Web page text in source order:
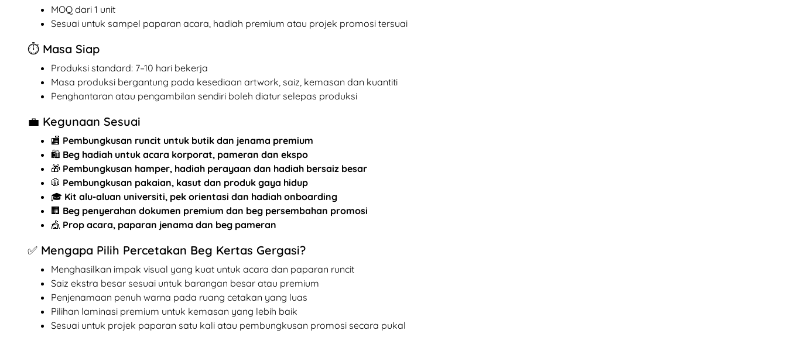
MOQ dari 1 unit
Sesuai untuk sampel paparan acara, hadiah premium atau projek promosi tersuai
⏱️ Masa Siap
Produksi standard: 7–10 hari bekerja
Masa produksi bergantung pada kesediaan artwork, saiz, kemasan dan kuantiti
Penghantaran atau pengambilan sendiri boleh diatur selepas produksi
💼 Kegunaan Sesuai
🏬 Pembungkusan runcit untuk butik dan jenama premium
🛍️ Beg hadiah untuk acara korporat, pameran dan ekspo
🎁 Pembungkusan hamper, hadiah perayaan dan hadiah bersaiz besar
🧥 Pembungkusan pakaian, kasut dan produk gaya hidup
🎓 Kit alu-aluan universiti, pek orientasi dan hadiah onboarding
🏢 Beg penyerahan dokumen premium dan beg persembahan promosi
🎪 Prop acara, paparan jenama dan beg pameran
✅ Mengapa Pilih Percetakan Beg Kertas Gergasi?
Menghasilkan impak visual yang kuat untuk acara dan paparan runcit
Saiz ekstra besar sesuai untuk barangan besar atau premium
Penjenamaan penuh warna pada ruang cetakan yang luas
Pilihan laminasi premium untuk kemasan yang lebih baik
Sesuai untuk projek paparan satu kali atau pembungkusan promosi secara pukal